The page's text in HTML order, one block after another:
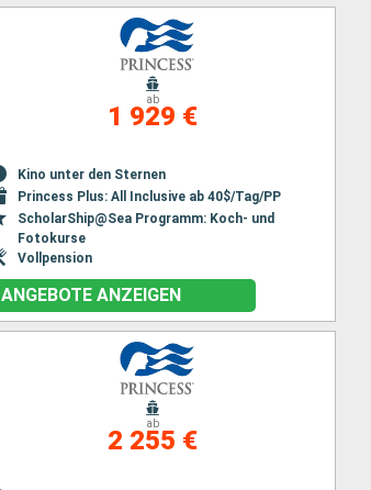
ab
1 929 €
Kino unter den Sternen
Princess Plus: All Inclusive ab 40$/Tag/PP
ScholarShip@Sea Programm: Koch- und
Fotokurse
Vollpension
ANGEBOTE ANZEIGEN
ab
2 255 €